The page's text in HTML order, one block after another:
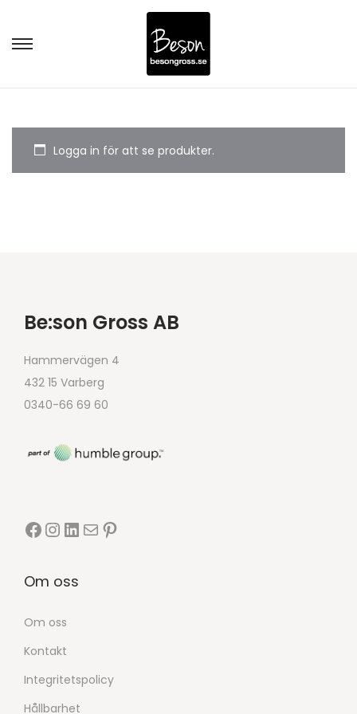
Logga in för att se produkter.
Be:son Gross AB
Hammervägen 4
432 15 Varberg
0340-66 69 60
Om oss
Om oss
Kontakt
Integritetspolicy
Hållbarhet